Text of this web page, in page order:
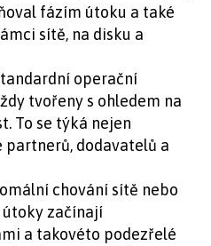
fázím útoku a také
sítě, na disku a
operační
tvořeny s ohledem na
To se týká nejen
partnerů, dodavatelů a
chování sítě nebo
útoky začínají
a takovéto podezřelé